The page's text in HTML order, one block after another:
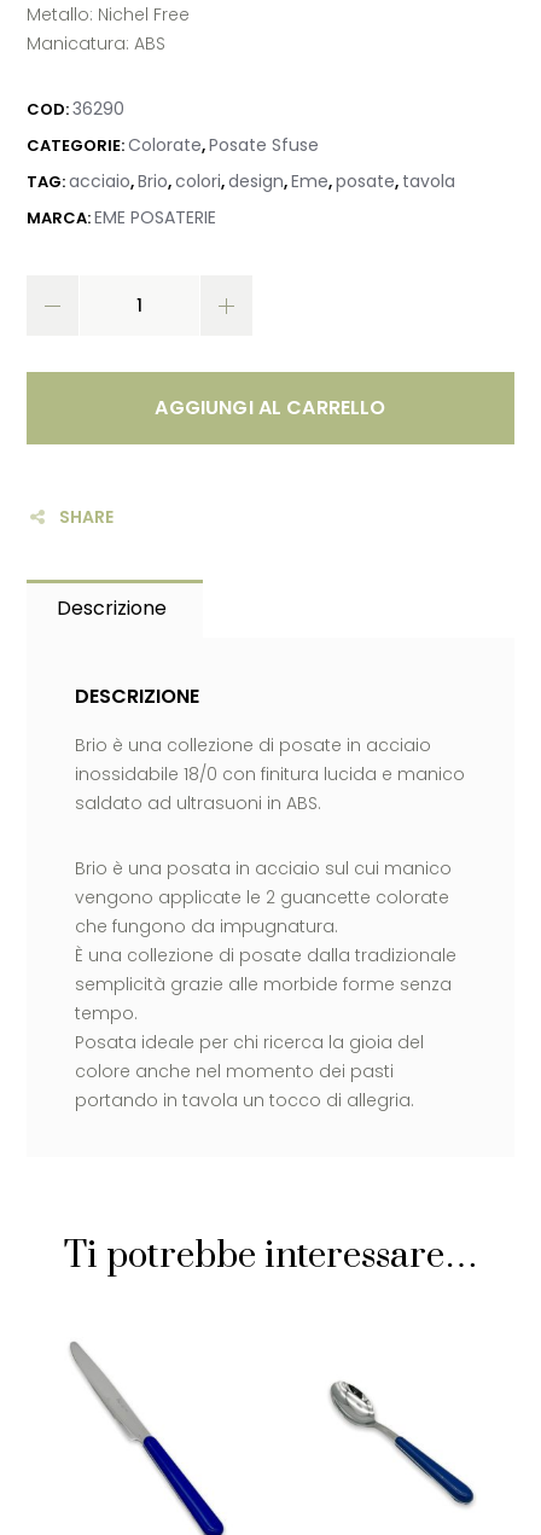
Metallo: Nichel Free
Manicatura: ABS
COD:36290
CATEGORIE:Colorate,Posate Sfuse
TAG:acciaio,Brio,colori,design,Eme,posate, tavola
MARCA:EME POSATERIE
AGGIUNGI AL CARRELLO
SHARE
Descrizione
DESCRIZIONE
Brio è una collezione di posate in acciaio
inossidabile 18/0 con finitura lucida e manico
saldato ad ultrasuoni in ABS.
Brio è una posata in acciaio sul cui manico
vengono applicate le 2 guancette colorate
che fungono da impugnatura.
È una collezione di posate dalla tradizionale
semplicità grazie alle morbide forme senza
tempo.
Posata ideale per chi ricerca la gioia del
colore anche nel momento dei pasti
portando in tavola un tocco di allegria.
Ti potrebbe interessare…